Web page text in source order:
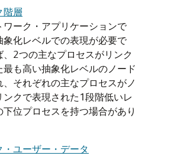
階層
ワーク・アプリケーションで
象化レベルでの表現が必要で
、2つの主なプロセスがリンク
最も高い抽象化レベルのノード
、それぞれの主なプロセスがノ
ンクで表現された1段階低いレ
位プロセスを持つ場合があり
・ユーザー・データ